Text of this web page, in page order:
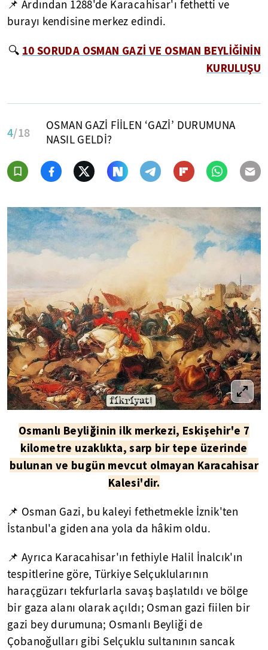
📌 Ardından 1288'de Karacahisar'ı fethetti ve
burayı kendisine merkez edindi.
🔍 10 SORUDA OSMAN GAZİ VE OSMAN BEYLİĞİNİN
KURULUŞU
4/18
OSMAN GAZİ FİİLEN ‘GAZİ’ DURUMUNA
NASIL GELDİ?
Osmanlı Beyliğinin ilk merkezi, Eskişehir'e 7
kilometre uzaklıkta, sarp bir tepe üzerinde
bulunan ve bugün mevcut olmayan Karacahisar
Kalesi'dir.
📌 Osman Gazi, bu kaleyi fethetmekle İznik'ten
İstanbul'a giden ana yola da hâkim oldu.
📌 Ayrıca Karacahisar'ın fethiyle Halil İnalcık'ın
tespitlerine göre, Türkiye Selçuklularının
haraçgüzarı tekfurlarla savaş başlatıldı ve bölge
bir gaza alanı olarak açıldı; Osman gazi fiilen bir
gazi bey durumuna; Osmanlı Beyliği de
Çobanoğulları gibi Selçuklu sultanının sancak